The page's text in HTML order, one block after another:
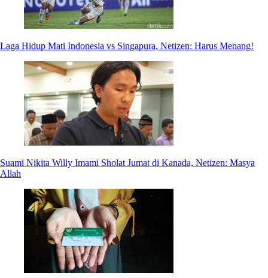
Laga Hidup Mati Indonesia vs Singapura, Netizen: Harus Menang!
Suami Nikita Willy Imami Sholat Jumat di Kanada, Netizen: Masya
Allah